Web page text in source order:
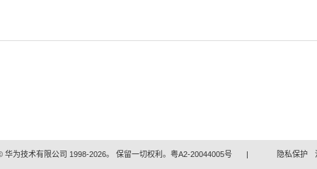
华为技术有限公司 1998-2026。 保留一切权利。粤A2-20044005号 | 隐私保护